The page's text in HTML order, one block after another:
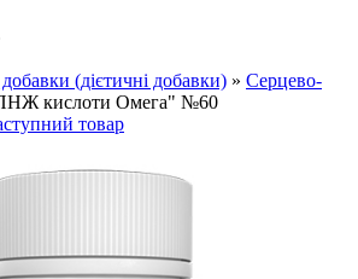
(дієтичні добавки) » Серцево-
кислоти Омега" №60
товар